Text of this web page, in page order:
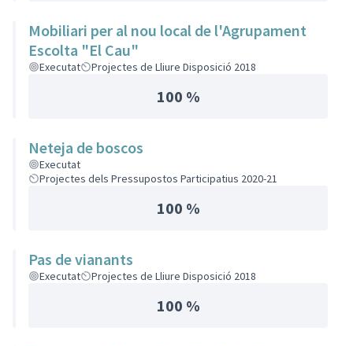
Mobiliari per al nou local de l'Agrupament
Escolta "El Cau"
Executat Projectes de Lliure Disposició 2018
100 %
Neteja de boscos
Executat
Projectes dels Pressupostos Participatius 2020-21
100 %
Pas de vianants
Executat Projectes de Lliure Disposició 2018
100 %